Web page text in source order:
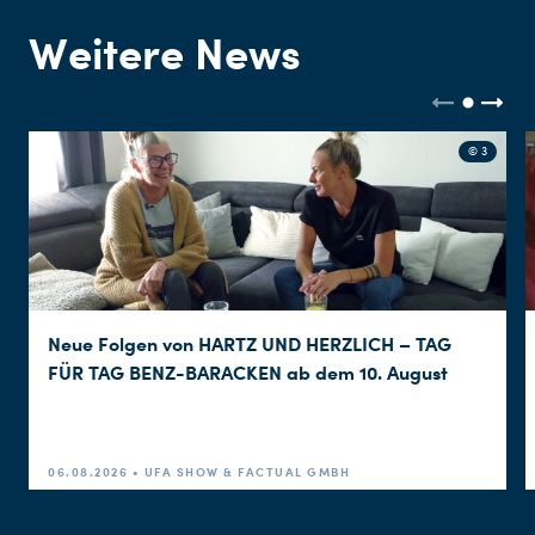
Weitere News
© 3
Neue Folgen von HARTZ UND HERZLICH – TAG
FÜR TAG BENZ-BARACKEN ab dem 10. August
06.08.2026 • UFA SHOW & FACTUAL GMBH